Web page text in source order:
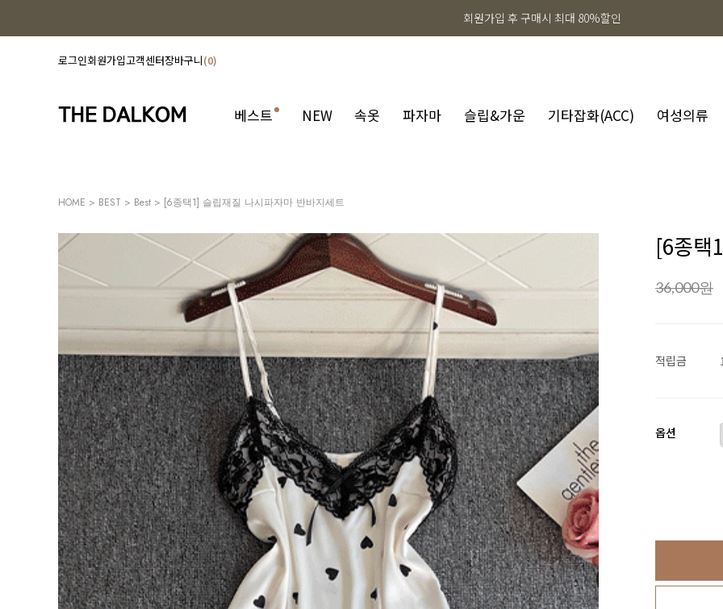
회원가입 후 구매시 최대 80%할인
로그인회원가입고객센터장바구니 0
베스트 NEW 속옷 파자마 슬립&가운 기타잡화(ACC) 여성의류
HOME > BEST > Best > [6종택1] 슬립재질 나시파자마 반바지세트
[6종택
36,000원
적립금
옵션